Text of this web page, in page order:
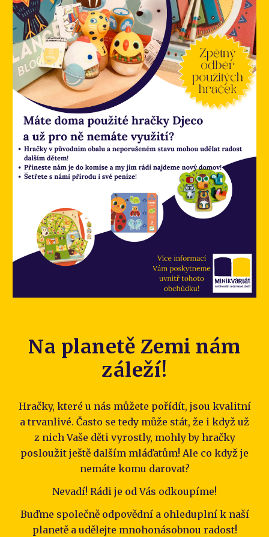
Na planetě Zemi nám
záleží!
Hračky, které u nás můžete pořídít, jsou kvalitní
a trvanlivé. Často se tedy může stát, že i když už
z nich Vaše děti vyrostly, mohly by hračky
posloužit ještě dalším mláďatům! Ale co když je
nemáte komu darovat?
Nevadí! Rádi je od Vás odkoupíme!
Buďme společně odpovědní a ohleduplní k naší
planetě a udělejte mnohonásobnou radost!